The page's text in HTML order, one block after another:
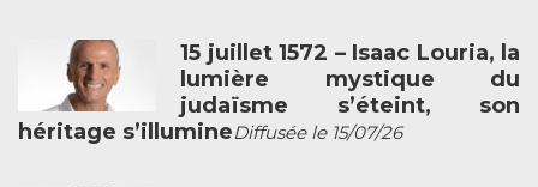
15 juillet 1572 – Isaac Louria, la
lumière mystique du
judaïsme s’éteint, son
héritage s’illumineDiffusée le 15/07/26